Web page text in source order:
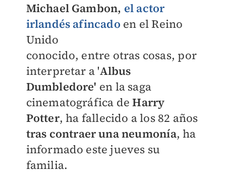
Michael Gambon, el actor
irlandés afincado en el Reino
Unido
conocido, entre otras cosas, por
interpretar a 'Albus
Dumbledore' en la saga
cinematográfica deHarry
Potter, ha fallecido a los 82 años
tras contraer una neumonía, ha
informado este jueves su
familia.